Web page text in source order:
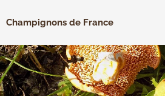
Champignons de France